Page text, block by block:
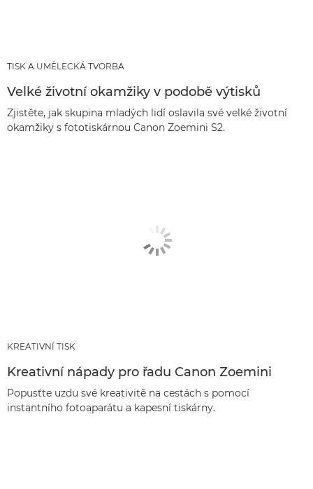
TISK A UMĚLECKÁ TVORBA
Velké životní okamžiky v podobě výtisků
Zjistěte, jak skupina mladých lidí oslavila své velké životní
okamžiky s fototiskárnou Canon Zoemini S2.
KREATIVNÍ TISK
Kreativní nápady pro řadu Canon Zoemini
Popusťte uzdu své kreativitě na cestách s pomocí
instantního fotoaparátu a kapesní tiskárny.